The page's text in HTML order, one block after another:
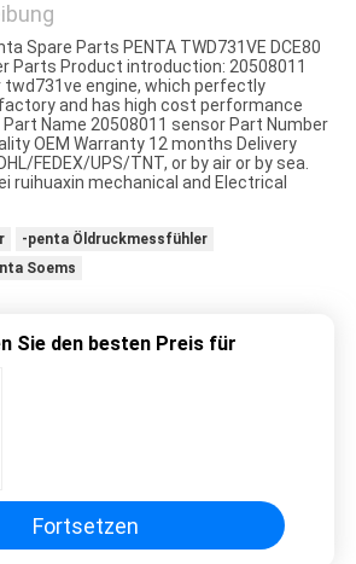
Spare Parts PENTA TWD731VE DCE80
Parts​ Product introduction: 20508011
engine, which perfectly
and has high cost performance
Name 20508011 sensor Part Number
OEM Warranty 12 months Delivery
FEDEX/UPS/TNT, or by air or by sea.
ruihuaxin mechanical and Electrical
-penta Öldruckmessfühler
Soems
Sie den besten Preis für
Fortsetzen